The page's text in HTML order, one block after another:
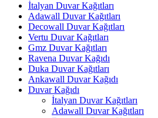
İtalyan Duvar Kağıtları
Adawall Duvar Kağıtları
Decowall Duvar Kağıtları
Vertu Duvar Kağıtları
Gmz Duvar Kağıtları
Ravena Duvar Kağıdı
Duka Duvar Kağıtları
Ankawall Duvar Kağıdı
Duvar Kağıdı
İtalyan Duvar Kağıtları
Adawall Duvar Kağıtları